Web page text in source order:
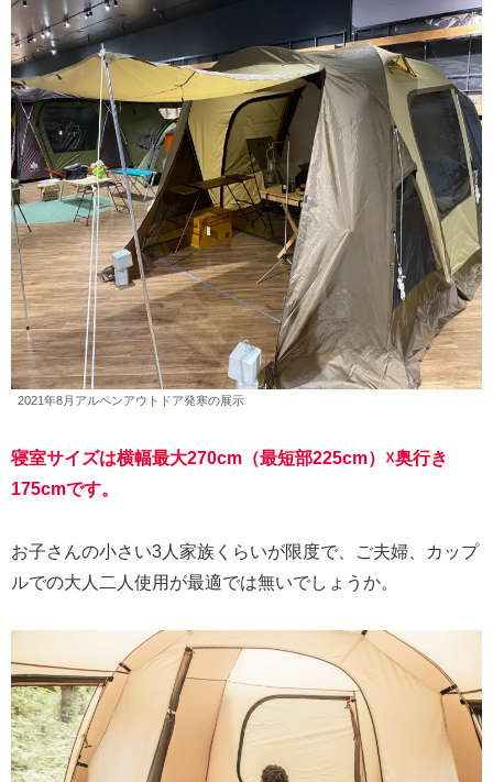
2021年8月アルペンアウトドア発寒の展示
寝室サイズは横幅最大270cm（最短部225cm）☓奥行き
175cmです。
お子さんの小さい3人家族くらいが限度で、ご夫婦、カップ
ルでの大人二人使用が最適では無いでしょうか。